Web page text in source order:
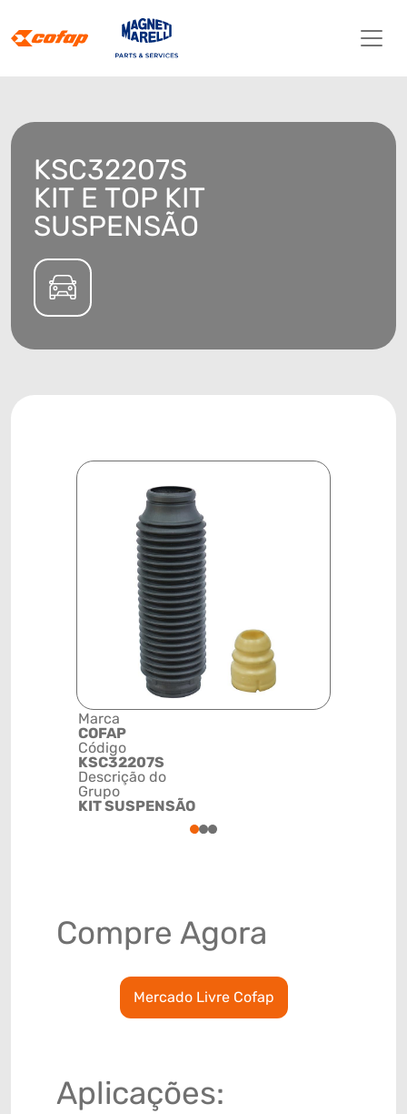
KSC32207S
KIT E TOP KIT
SUSPENSÃO
Marca
COFAP
Código
KSC32207S
Descrição do
Grupo
KIT SUSPENSÃO
123
Compre Agora
Mercado Livre Cofap
Aplicações: